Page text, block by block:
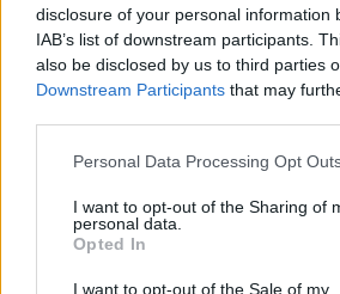
disclosure of your personal information
IAB’s list of downstream participants.
also be disclosed by us to third parties
Downstream Participants that may
Please note that this website/app uses
not limited to your visit or usage
grant or deny consent to Google and its
use your data for below specified
consent section.
Personal Data Processing Opt
I want to opt-out of the Sharing of
personal data.
Opted In
I want to opt-out of the Sale of my
deployment. I documenti in
dimostrano che il prossimo
definizione di standard interni
visuali. Le prove raccolte
principale indicatore della
sull’AI nelle organizzazioni